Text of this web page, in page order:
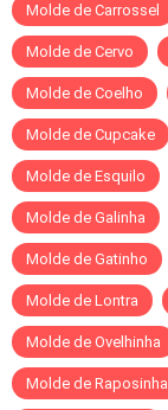
Molde de Carrossel
Molde de Cervo
Molde de Coelho
Molde de Cupcake
Molde de Esquilo
Molde de Galinha
Molde de Gatinho
Molde de Lontra
Molde de Ovelhinha
Molde de Raposinha